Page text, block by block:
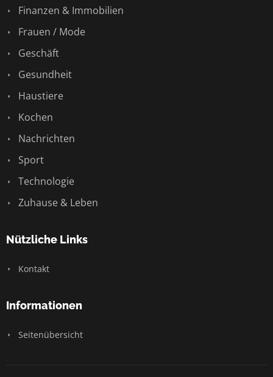
Finanzen & Immobilien
Frauen / Mode
Geschäft
Gesundheit
Haustiere
Kochen
Nachrichten
Sport
Technologie
Zuhause & Leben
Nützliche Links
Kontakt
Informationen
Seitenübersicht